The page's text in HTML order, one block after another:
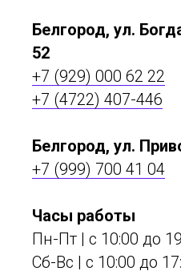
Белгород, ул.
52
+7 (929) 000 62 22
+7 (4722) 407-446
Белгород, ул.
+7 (999) 700 41 04
Часы работы
Пн-Пт | с 10:00 до
Сб-Вс | c 10:00 до